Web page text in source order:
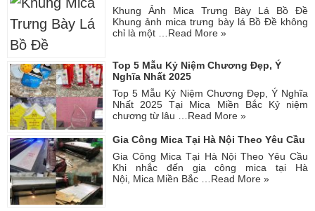
Khung Ảnh Mica Trưng Bày Lá Bồ Đề
Khung ảnh mica trưng bày lá Bồ Đề không
chỉ là một … Read More »
Top 5 Mẫu Kỷ Niệm Chương Đẹp, Ý
Nghĩa Nhất 2025
Top 5 Mẫu Kỷ Niệm Chương Đẹp, Ý Nghĩa
Nhất 2025 Tại Mica Miền Bắc Kỷ niệm
chương từ lâu … Read More »
Gia Công Mica Tại Hà Nội Theo Yêu Cầu
Gia Công Mica Tại Hà Nội Theo Yêu Cầu
Khi nhắc đến gia công mica tại Hà
Nội, Mica Miền Bắc …Read More »